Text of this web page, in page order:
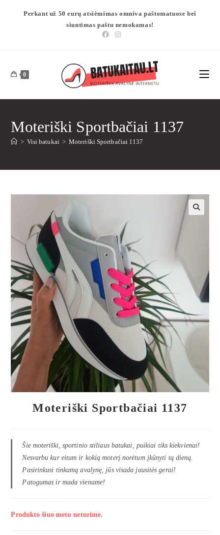
Perkant už 50 eurų atsiėmimas omniva paštomatuose bei
siuntimas paštu nemokamas!
0
Moteriški Sportbačiai 1137
> Visi batukai > Moteriški Sportbačiai 1137
Moteriški Sportbačiai 1137
Šie moteriški, sportinio stiliaus batukai, puikiai tiks kiekvienai!
Nesvarbu kur eitum ir kokią moterį norėtum įkūnyti tą dieną.
Pasirinkusi tinkamą avalynę, jūs visada jausitės gerai!
Patogumas ir mada viename!
Produkto šiuo metu neturime.